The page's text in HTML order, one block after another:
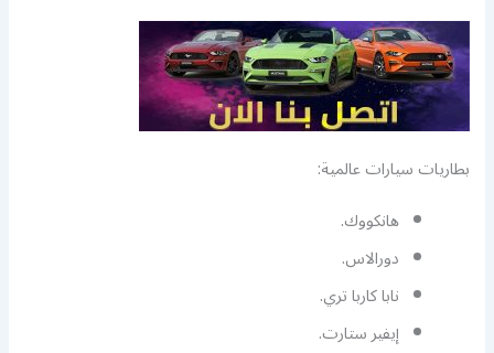
بطاريات سيارات عالمية:
هانكووك.
دورالاس.
نابا كاربا تري.
إيفير ستارت.